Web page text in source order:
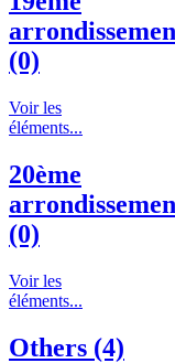
(0)
Voir les
éléments...
20ème
(0)
Voir les
éléments...
Others (4)